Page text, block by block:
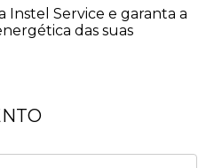
Instel Service e garanta a
das suas